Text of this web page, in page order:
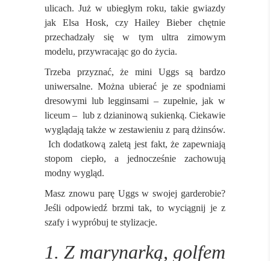
ulicach. Już w ubiegłym roku, takie gwiazdy
jak Elsa Hosk, czy Hailey Bieber chętnie
przechadzały się w tym ultra zimowym
modelu, przywracając go do życia.
Trzeba przyznać, że mini Uggs są bardzo
uniwersalne. Można ubierać je ze spodniami
dresowymi lub legginsami – zupełnie, jak w
liceum – lub z dzianinową sukienką. Ciekawie
wyglądają także w zestawieniu z parą dżinsów.
Ich dodatkową zaletą jest fakt, że zapewniają
stopom ciepło, a jednocześnie zachowują
modny wygląd.
Masz znowu parę Uggs w swojej garderobie?
Jeśli odpowiedź brzmi tak, to wyciągnij je z
szafy i wypróbuj te stylizacje.
1. Z marynarką, golfem